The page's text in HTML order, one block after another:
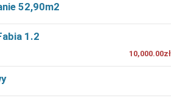
52,90m2
1.2
10,000.00zł